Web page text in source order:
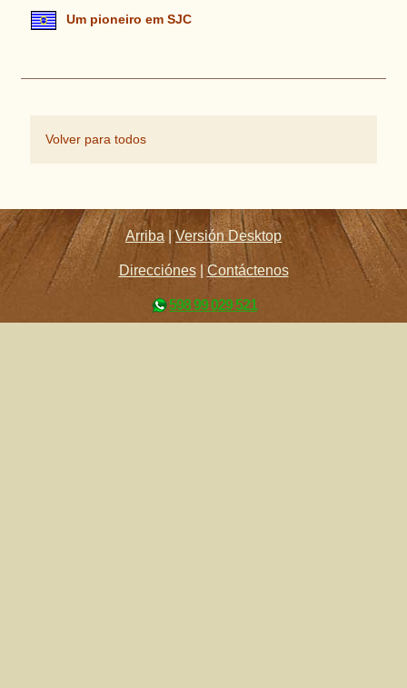
Um pioneiro em SJC
Volver para todos
Arriba |Versión Desktop
Direcciónes| Contáctenos
598 99 029 521